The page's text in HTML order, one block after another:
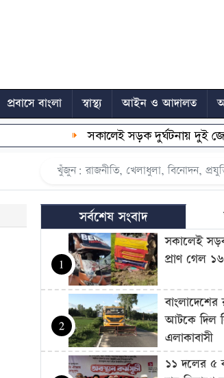
প্রবাসে বাংলা স্বাস্থ্য আইন ও আদালত
সকালেই সড়ক দুর্ঘটনায় দুই
সর্বশেষ সংবাদ
1
সকালেই
প্রাণ গেল
2
বাংলাদেশের
আটকে দিল
এলাকাবাসী
১১ দলের ৫